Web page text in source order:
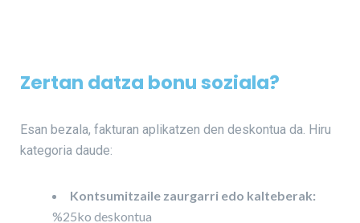
Zertan datza bonu soziala?
Esan bezala, fakturan aplikatzen den deskontua da. Hiru
kategoria daude:
Kontsumitzaile zaurgarri edo kalteberak:
%25ko deskontua